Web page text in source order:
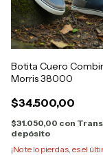
Botita Cuero
Morris 38000
$34.500,00
$31.050,00 con
depósito
¡No te lo pierdas, es el